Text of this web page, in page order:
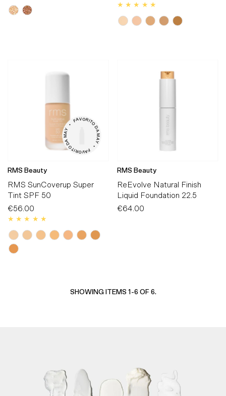
Price
Price
•
F A V O R I
T O
D
A
M
A
Y
•
F
A
V
O
R
I
T
O
D
A
M
A
Y
RMS Beauty
RMS SunCoverup Super
Tint SPF 50
Regular
Price
€56.00
RMS Beauty
ReEvolve Natural Finish
Liquid Foundation 22.5
Regular
€64.00
SHOWING ITEMS 1-6 OF 6.